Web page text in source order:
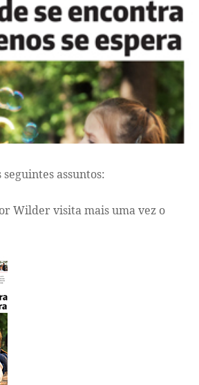
seguintes assuntos:
Wilder visita mais uma vez o